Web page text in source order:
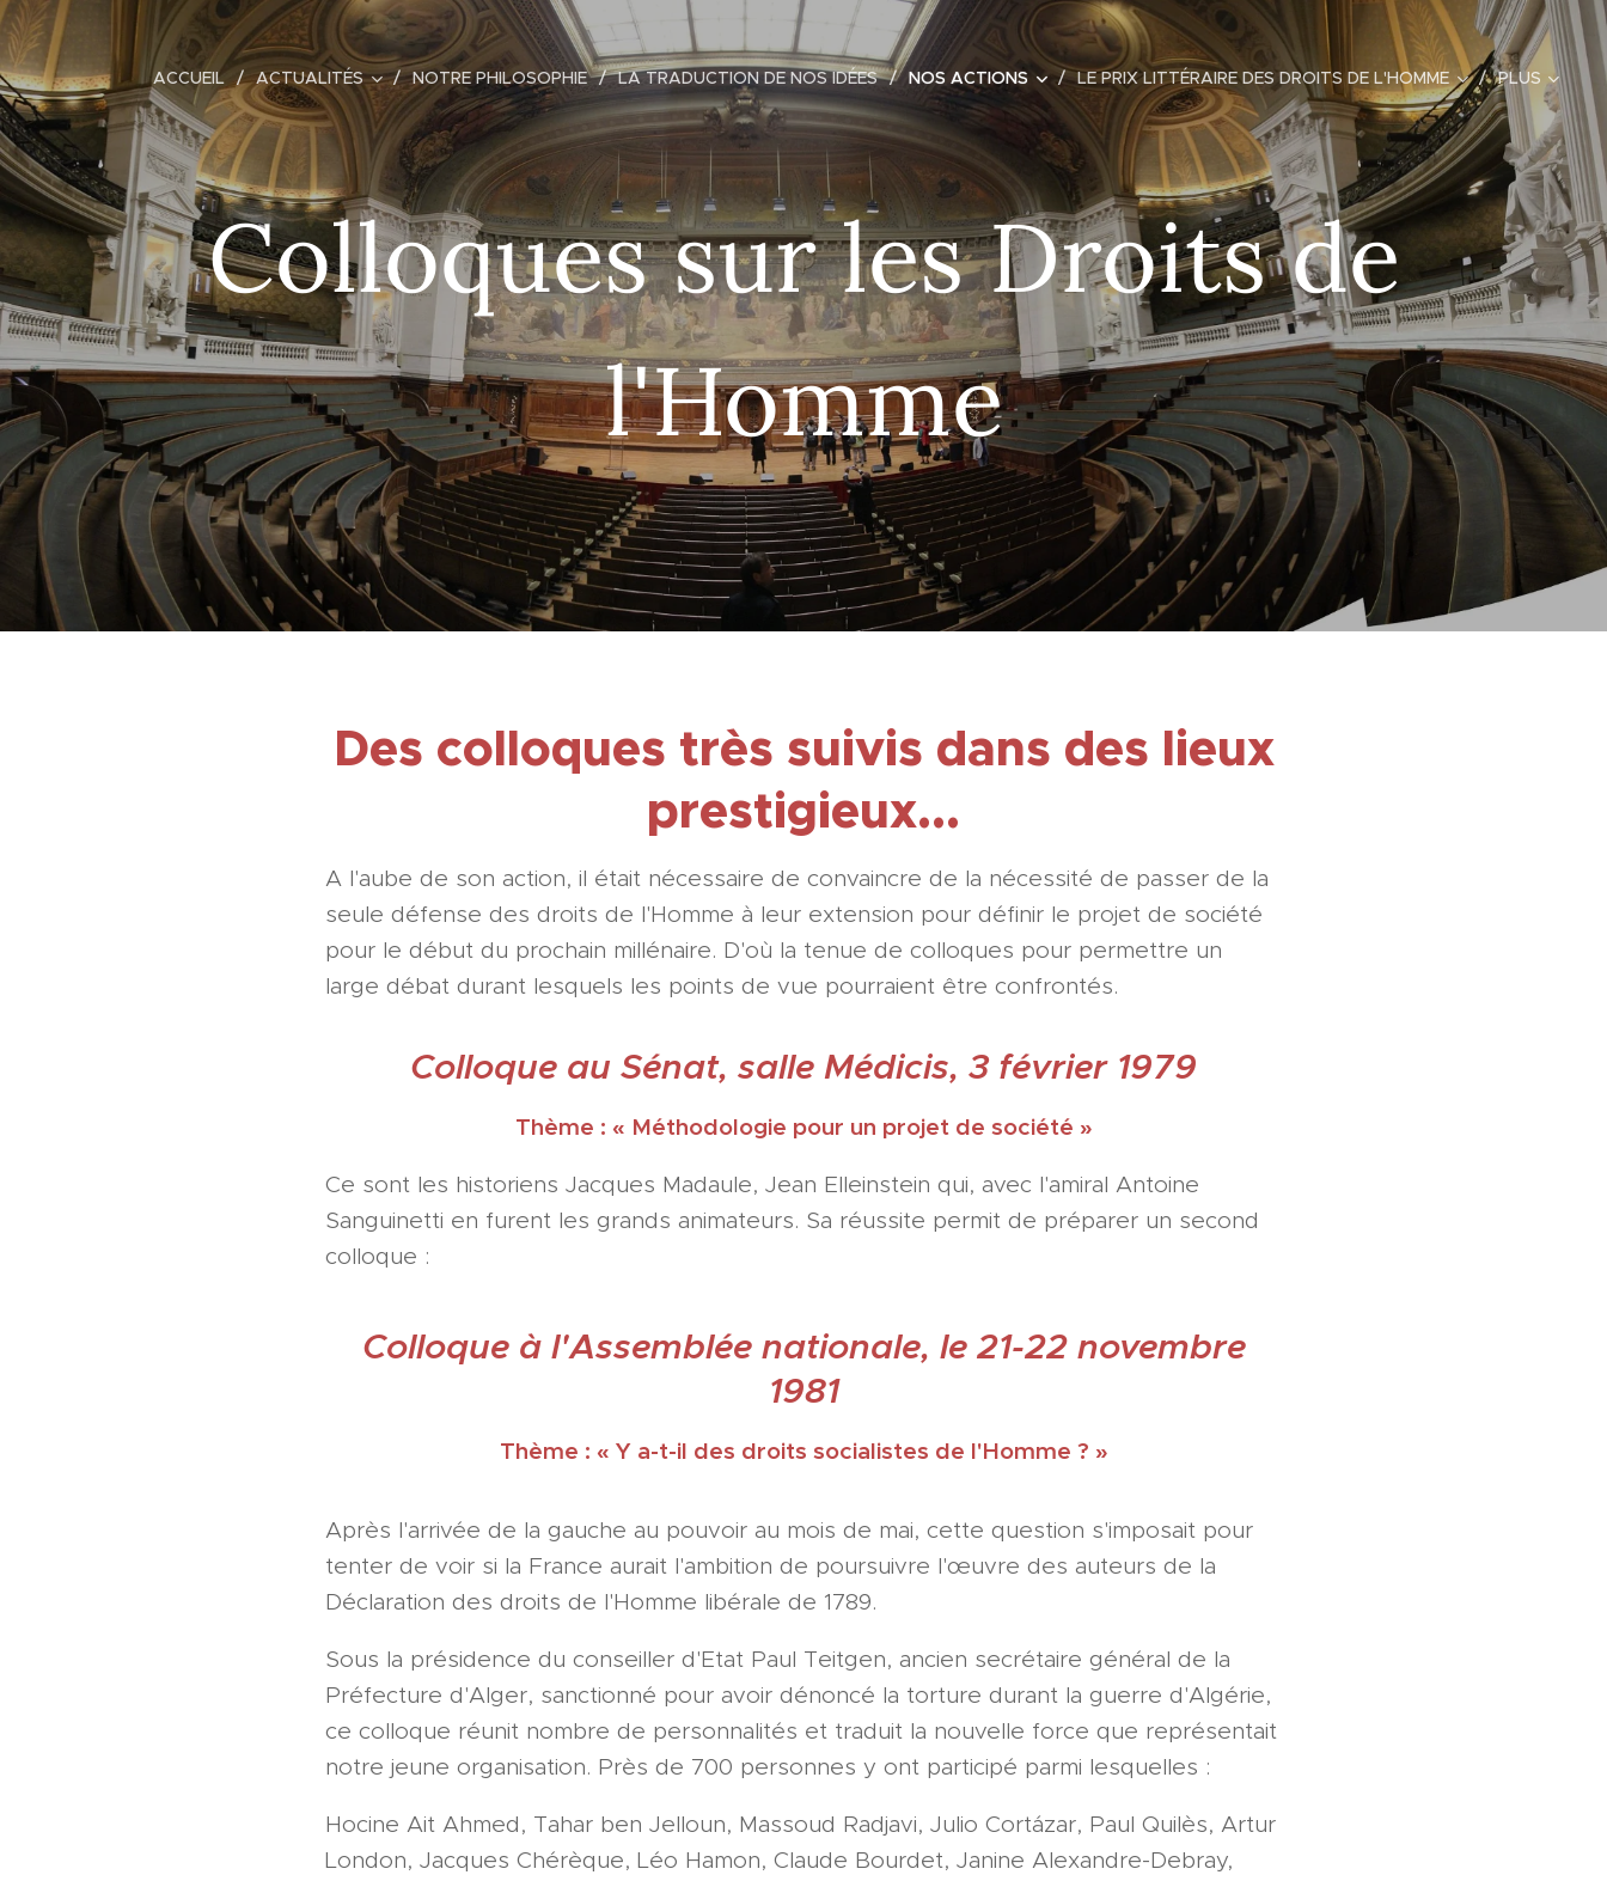
ACCUEIL ACTUALITÉS NOTRE PHILOSOPHIE LA TRADUCTION DE NOS IDÉES NOS ACTIONS LE PRIX LITTÉRAIRE DES DROITS DE L'HOMME PLUS
Colloques sur les Droits de
l'Homme
Des colloques très suivis dans des lieux
prestigieux...
A l'aube de son action, il était nécessaire de convaincre de la nécessité de passer de la
seule défense des droits de l'Homme à leur extension pour définir le projet de société
pour le début du prochain millénaire. D'où la tenue de colloques pour permettre un
large débat durant lesquels les points de vue pourraient être confrontés.
Colloque au Sénat, salle Médicis, 3 février 1979
Thème : « Méthodologie pour un projet de société »
Ce sont les historiens Jacques Madaule, Jean Elleinstein qui, avec l'amiral Antoine
Sanguinetti en furent les grands animateurs. Sa réussite permit de préparer un second
colloque :
Colloque à l'Assemblée nationale, le 21-22 novembre
1981
Thème : « Y a-t-il des droits socialistes de l'Homme ? »
Après l'arrivée de la gauche au pouvoir au mois de mai, cette question s'imposait pour
tenter de voir si la France aurait l'ambition de poursuivre l'œuvre des auteurs de la
Déclaration des droits de l'Homme libérale de 1789.
Sous la présidence du conseiller d'Etat Paul Teitgen, ancien secrétaire général de la
Préfecture d'Alger, sanctionné pour avoir dénoncé la torture durant la guerre d'Algérie,
ce colloque réunit nombre de personnalités et traduit la nouvelle force que représentait
notre jeune organisation. Près de 700 personnes y ont participé parmi lesquelles :
Hocine Ait Ahmed, Tahar ben Jelloun, Massoud Radjavi, Julio Cortázar, Paul Quilès, Artur
London, Jacques Chérèque, Léo Hamon, Claude Bourdet, Janine Alexandre-Debray,